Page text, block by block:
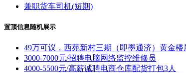
兼职货车司机(短期)
置顶信息随机展示
49万可议，西苑新村三期（即墨通济）黄金楼
3000-7000元/招聘电脑网络监控维修员
4000-5500元/高薪诚聘电商仓库配货打包3人